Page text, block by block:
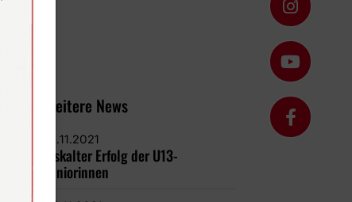
Weitere News
13.11.2021
Eiskalter Erfolg der U13-
Juniorinnen